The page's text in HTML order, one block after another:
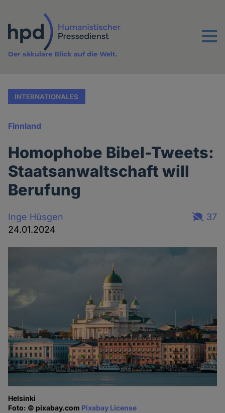
Inhalt
Menu
Der säkulare Blick auf die Welt.
INTERNATIONALES
Finnland
Homophobe Bibel-Tweets:
Staatsanwaltschaft will
Berufung
Inge Hüsgen
24.01.2024
37
Helsinki
Foto: © pixabay.com Pixabay License